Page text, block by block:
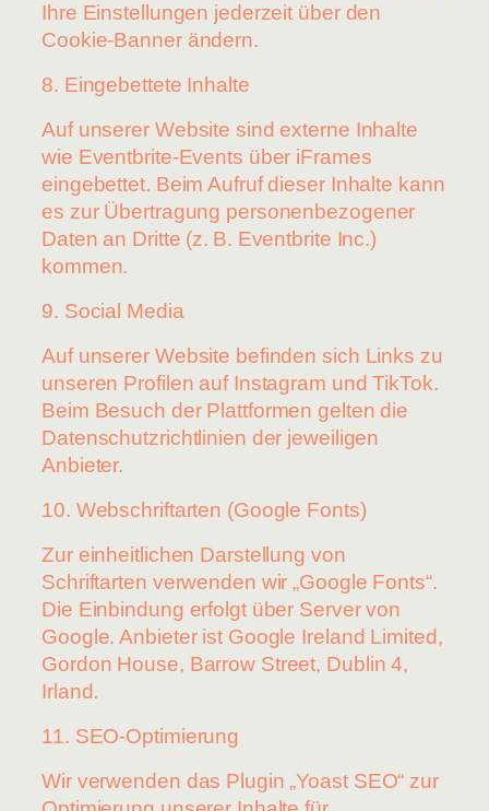
Ihre Einstellungen jederzeit über den
Cookie-Banner ändern.
8. Eingebettete Inhalte
Auf unserer Website sind externe Inhalte
wie Eventbrite-Events über iFrames
eingebettet. Beim Aufruf dieser Inhalte kann
es zur Übertragung personenbezogener
Daten an Dritte (z. B. Eventbrite Inc.)
kommen.
9. Social Media
Auf unserer Website befinden sich Links zu
unseren Profilen auf Instagram und TikTok.
Beim Besuch der Plattformen gelten die
Datenschutzrichtlinien der jeweiligen
Anbieter.
10. Webschriftarten (Google Fonts)
Zur einheitlichen Darstellung von
Schriftarten verwenden wir „Google Fonts“.
Die Einbindung erfolgt über Server von
Google. Anbieter ist Google Ireland Limited,
Gordon House, Barrow Street, Dublin 4,
Irland.
11. SEO-Optimierung
Wir verwenden das Plugin „Yoast SEO“ zur